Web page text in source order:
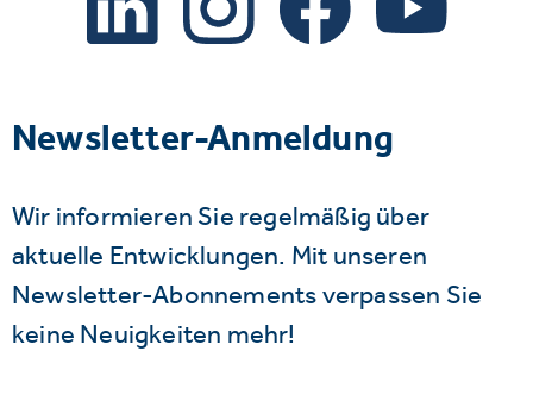
Newsletter-Anmeldung
Wir informieren Sie regelmäßig über
aktuelle Entwicklungen. Mit unseren
Newsletter-Abonnements verpassen Sie
keine Neuigkeiten mehr!